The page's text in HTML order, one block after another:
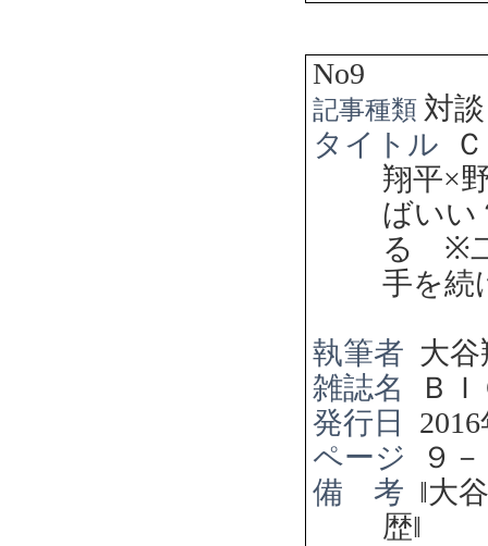
No9
記事種類 対談
タイトル
翔平×
ばいい
る ※
手を続
執筆者 大
雑誌名
Ｂ
発行日
2016
ページ
９
備 考 ‖大
歴‖